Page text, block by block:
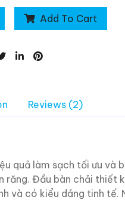
Add To Cart
Reviews (2)
quả làm sạch tối ưu và
răng. Đầu bàn chải
và có kiểu dáng tinh tế.